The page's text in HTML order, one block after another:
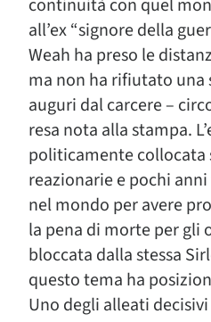
continuità con quel
all’ex “signore della
Weah ha preso le
ma non ha rifiutato una
auguri dal carcere –
resa nota alla stampa.
politicamente collocata
reazionarie e pochi anni
nel mondo per avere
la pena di morte per gli
bloccata dalla stessa
questo tema ha
Uno degli alleati